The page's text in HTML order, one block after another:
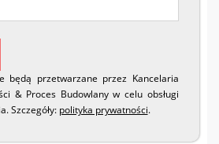
będą przetwarzane przez Kancelaria
& Proces Budowlany w celu obsługi
Szczegóły: polityka prywatności.